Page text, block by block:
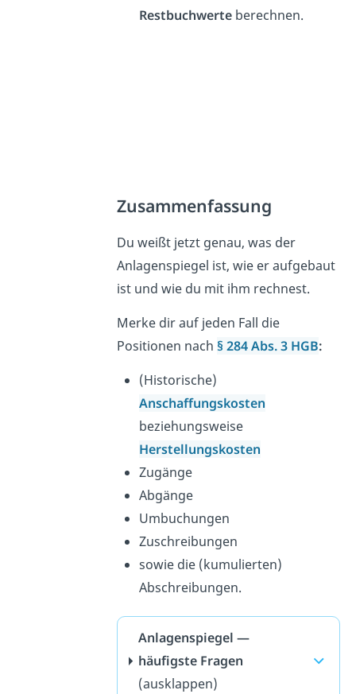
Restbuchwerte berechnen.
Zusammenfassung
Du weißt jetzt genau, was der
Anlagenspiegel ist, wie er aufgebaut
ist und wie du mit ihm rechnest.
Merke dir auf jeden Fall die
Positionen nach§ 284 Abs. 3 HGB:
(Historische)
Anschaffungskosten
beziehungsweise
Herstellungskosten
Zugänge
Abgänge
Umbuchungen
Zuschreibungen
sowie die (kumulierten)
Abschreibungen.
Anlagenspiegel —
häufigste Fragen
(ausklappen)